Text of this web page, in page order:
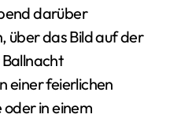
darüber
über das Bild auf der
einer feierlichen
in einem